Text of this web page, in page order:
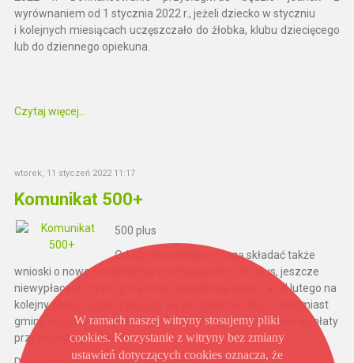
wyrównaniem od 1 stycznia 2022 r., jeżeli dziecko w styczniu
i kolejnych miesiącach uczęszczało do żłobka, klubu dziecięcego
lub do dziennego opiekuna.
Czytaj więcej...
wtorek, 11 styczeń 2022 11:17
Komunikat 500+
500 plus
Od stycznia rodzice mogą składać także
wnioski o nowe świadczenia wychowawcze 500 plus, jeszcze
niewypłacane, czyli np. na nowo narodzone dzieci, a od lutego na
kolejny okres, rozpoczynający się od czerwca 2022 r. Natomiast
gminy jeszcze do końca maja 2022 r. będą kontynuowały wypłaty
przyznanych już świadczeń.
W ramach naszej witryny stosujemy pliki
cookies. Korzystanie z witryny bez zmiany
ustawień dotyczących cookies oznacza, że